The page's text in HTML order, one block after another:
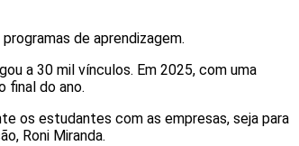
de aprendizagem.
a 30 mil vínculos. Em 2025, com uma
final do ano.
os estudantes com as empresas, seja para
Roni Miranda.